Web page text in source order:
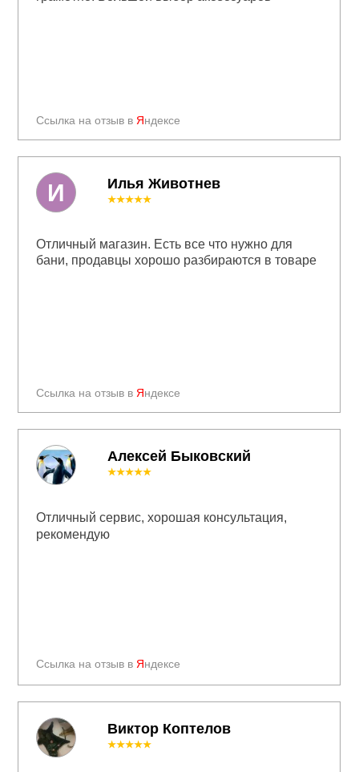
Ссылка на отзыв в Яндексе
Илья Животнев
Ссылка на отзыв в Яндексе
★★★★★
Отличный магазин. Есть все что нужно для
бани, продавцы хорошо разбираются в товаре
И
Алексей Быковский
Ссылка на отзыв в Яндексе
★★★★★
Отличный сервис, хорошая консультация,
рекомендую
★★★★★
Виктор Коптелов